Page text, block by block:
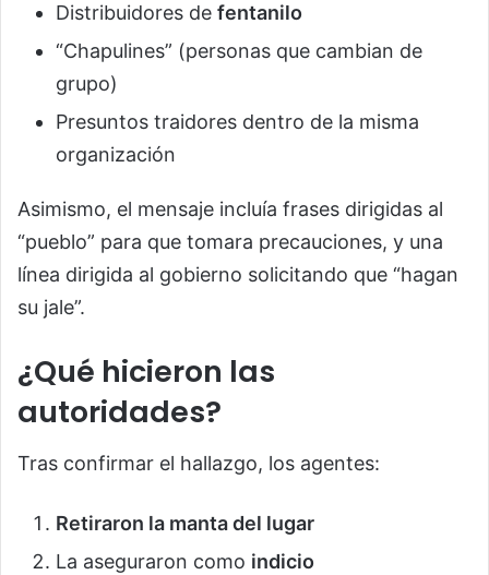
Distribuidores de fentanilo
“Chapulines” (personas que cambian de
grupo)
Presuntos traidores dentro de la misma
organización
Asimismo, el mensaje incluía frases dirigidas al
“pueblo” para que tomara precauciones, y una
línea dirigida al gobierno solicitando que “hagan
su jale”.
¿Qué hicieron las
autoridades?
Tras confirmar el hallazgo, los agentes:
Retiraron la manta del lugar
La aseguraron como indicio